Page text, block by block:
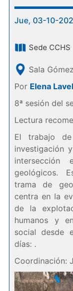
Jue, 03-10-
Sede CCHS
Sala
Por Elena
8ª sesión del
Lectura
El trabajo
investigación
geológicos.
trama de
centra en la
de la
humanos y
social desde
días: .
Coordinación: